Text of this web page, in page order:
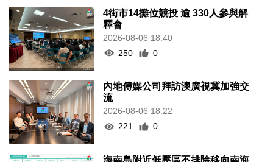
4街市14攤位競投 逾 330人參與解
釋會
2026-08-06 18:40
250
0
內地傳媒公司拜訪澳廣視冀加強交
流
2026-08-06 18:22
221
0
海南島附近低壓區不排除移向南海